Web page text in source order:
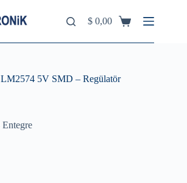
Shopping
$ 0,00
LM2574 5V SMD – Regülatör